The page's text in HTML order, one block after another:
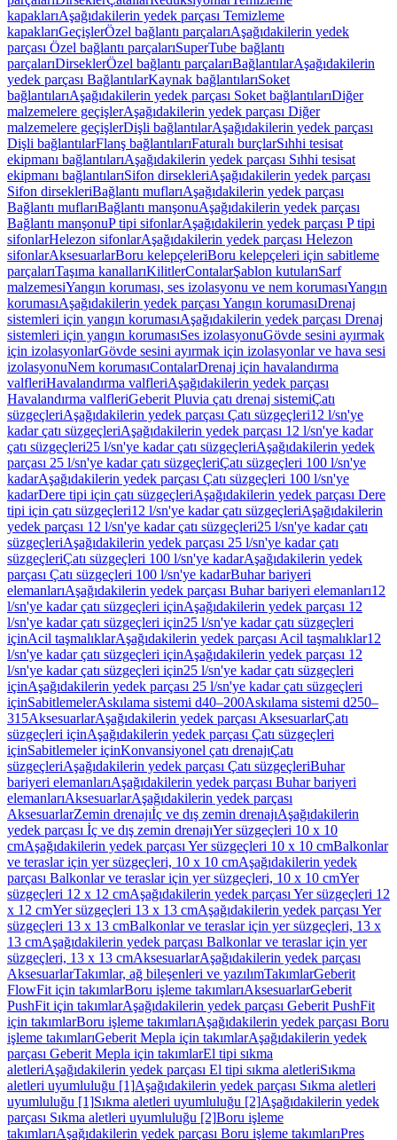
kapaklarıAşağıdakilerin yedek parçası Temizleme
kapaklarıGeçişlerÖzel bağlantı parçalarıAşağıdakilerin yedek
parçası Özel bağlantı parçalarıSuperTube bağlantı
parçalarıDirseklerÖzel bağlantı parçalarıBağlantılarAşağıdakilerin
yedek parçası BağlantılarKaynak bağlantılarıSoket
bağlantılarıAşağıdakilerin yedek parçası Soket bağlantılarıDiğer
malzemelere geçişlerAşağıdakilerin yedek parçası Diğer
malzemelere geçişlerDişli bağlantılarAşağıdakilerin yedek parçası
Dişli bağlantılarFlanş bağlantılarıFaturalı burçlarSıhhi tesisat
ekipmanı bağlantılarıAşağıdakilerin yedek parçası Sıhhi tesisat
ekipmanı bağlantılarıSifon dirsekleriAşağıdakilerin yedek parçası
Sifon dirsekleriBağlantı muflarıAşağıdakilerin yedek parçası
Bağlantı muflarıBağlantı manşonuAşağıdakilerin yedek parçası
Bağlantı manşonuP tipi sifonlarAşağıdakilerin yedek parçası P tipi
sifonlarHelezon sifonlarAşağıdakilerin yedek parçası Helezon
sifonlarAksesuarlarBoru kelepçeleriBoru kelepçeleri için sabitleme
parçalarıTaşıma kanallarıKilitlerContalarŞablon kutularıSarf
malzemesiYangın koruması, ses izolasyonu ve nem korumasıYangın
korumasıAşağıdakilerin yedek parçası Yangın korumasıDrenaj
sistemleri için yangın korumasıAşağıdakilerin yedek parçası Drenaj
sistemleri için yangın korumasıSes izolasyonuGövde sesini ayırmak
için izolasyonlarGövde sesini ayırmak için izolasyonlar ve hava sesi
izolasyonuNem korumasıContalarDrenaj için havalandırma
valfleriHavalandırma valfleriAşağıdakilerin yedek parçası
Havalandırma valfleriGeberit Pluvia çatı drenaj sistemiÇatı
süzgeçleriAşağıdakilerin yedek parçası Çatı süzgeçleri12 l/sn'ye
kadar çatı süzgeçleriAşağıdakilerin yedek parçası 12 l/sn'ye kadar
çatı süzgeçleri25 l/sn'ye kadar çatı süzgeçleriAşağıdakilerin yedek
parçası 25 l/sn'ye kadar çatı süzgeçleriÇatı süzgeçleri 100 l/sn'ye
kadarAşağıdakilerin yedek parçası Çatı süzgeçleri 100 l/sn'ye
kadarDere tipi için çatı süzgeçleriAşağıdakilerin yedek parçası Dere
tipi için çatı süzgeçleri12 l/sn'ye kadar çatı süzgeçleriAşağıdakilerin
yedek parçası 12 l/sn'ye kadar çatı süzgeçleri25 l/sn'ye kadar çatı
süzgeçleriAşağıdakilerin yedek parçası 25 l/sn'ye kadar çatı
süzgeçleriÇatı süzgeçleri 100 l/sn'ye kadarAşağıdakilerin yedek
parçası Çatı süzgeçleri 100 l/sn'ye kadarBuhar bariyeri
elemanlarıAşağıdakilerin yedek parçası Buhar bariyeri elemanları12
l/sn'ye kadar çatı süzgeçleri içinAşağıdakilerin yedek parçası 12
l/sn'ye kadar çatı süzgeçleri için25 l/sn'ye kadar çatı süzgeçleri
içinAcil taşmalıklarAşağıdakilerin yedek parçası Acil taşmalıklar12
l/sn'ye kadar çatı süzgeçleri içinAşağıdakilerin yedek parçası 12
l/sn'ye kadar çatı süzgeçleri için25 l/sn'ye kadar çatı süzgeçleri
içinAşağıdakilerin yedek parçası 25 l/sn'ye kadar çatı süzgeçleri
içinSabitlemelerAskılama sistemi d40–200Askılama sistemi d250–
315AksesuarlarAşağıdakilerin yedek parçası AksesuarlarÇatı
süzgeçleri içinAşağıdakilerin yedek parçası Çatı süzgeçleri
içinSabitlemeler içinKonvansiyonel çatı drenajıÇatı
süzgeçleriAşağıdakilerin yedek parçası Çatı süzgeçleriBuhar
bariyeri elemanlarıAşağıdakilerin yedek parçası Buhar bariyeri
elemanlarıAksesuarlarAşağıdakilerin yedek parçası
AksesuarlarZemin drenajıİç ve dış zemin drenajıAşağıdakilerin
yedek parçası İç ve dış zemin drenajıYer süzgeçleri 10 x 10
cmAşağıdakilerin yedek parçası Yer süzgeçleri 10 x 10 cmBalkonlar
ve teraslar için yer süzgeçleri, 10 x 10 cmAşağıdakilerin yedek
parçası Balkonlar ve teraslar için yer süzgeçleri, 10 x 10 cmYer
süzgeçleri 12 x 12 cmAşağıdakilerin yedek parçası Yer süzgeçleri 12
x 12 cmYer süzgeçleri 13 x 13 cmAşağıdakilerin yedek parçası Yer
süzgeçleri 13 x 13 cmBalkonlar ve teraslar için yer süzgeçleri, 13 x
13 cmAşağıdakilerin yedek parçası Balkonlar ve teraslar için yer
süzgeçleri, 13 x 13 cmAksesuarlarAşağıdakilerin yedek parçası
AksesuarlarTakımlar, ağ bileşenleri ve yazılımTakımlarGeberit
FlowFit için takımlarBoru işleme takımlarıAksesuarlarGeberit
PushFit için takımlarAşağıdakilerin yedek parçası Geberit PushFit
için takımlarBoru işleme takımlarıAşağıdakilerin yedek parçası Boru
işleme takımlarıGeberit Mepla için takımlarAşağıdakilerin yedek
parçası Geberit Mepla için takımlarEl tipi sıkma
aletleriAşağıdakilerin yedek parçası El tipi sıkma aletleriSıkma
aletleri uyumluluğu [1]Aşağıdakilerin yedek parçası Sıkma aletleri
uyumluluğu [1]Sıkma aletleri uyumluluğu [2]Aşağıdakilerin yedek
parçası Sıkma aletleri uyumluluğu [2]Boru işleme
takımlarıAşağıdakilerin yedek parçası Boru işleme takımlarıPres